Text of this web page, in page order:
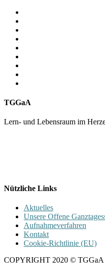
TGGaA
Lern- und Lebensraum im
Nützliche Links
Aktuelles
Unsere Offene
Aufnahmeverfahren
Kontakt
Cookie-Richtlinie (EU)
COPYRIGHT 2020 © TGGaA